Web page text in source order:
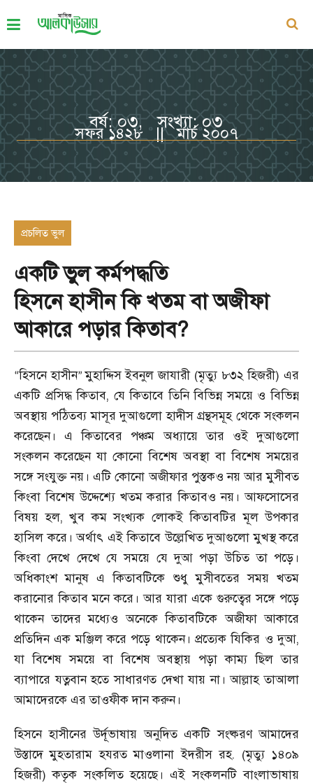
বর্ষ: ০৩, সংখ্যা: ০৩
সফর ১৪২৮ || মার্চ ২০০৭
প্রচলিত ভুল
একটি ভুল কর্মপদ্ধতি
হিসনে হাসীন কি খতম বা অজীফা
আকারে পড়ার কিতাব?
“হিসনে হাসীন” মুহাদ্দিস ইবনুল জাযারী (মৃত্যু ৮৩২ হিজরী) এর
একটি প্রসিদ্ধ কিতাব, যে কিতাবে তিনি বিভিন্ন সময়ে ও বিভিন্ন
অবস্থায় পঠিতব্য মাসূর দুআগুলো হাদীস গ্রন্থসমূহ থেকে সংকলন
করেছেন। এ কিতাবের পঞ্চম অধ্যায়ে তার ওই দুআগুলো
সংকলন করেছেন যা কোনো বিশেষ অবস্থা বা বিশেষ সময়ের
সঙ্গে সংযুক্ত নয়। এটি কোনো অজীফার পুস্তকও নয় আর মুসীবত
কিংবা বিশেষ উদ্দেশ্যে খতম করার কিতাবও নয়। আফসোসের
বিষয় হল, খুব কম সংখ্যক লোকই কিতাবটির মূল উপকার
হাসিল করে। অর্থাৎ এই কিতাবে উল্লেখিত দুআগুলো মুখস্থ করে
কিংবা দেখে দেখে যে সময়ে যে দুআ পড়া উচিত তা পড়ে।
অধিকাংশ মানুষ এ কিতাবটিকে শুধু মুসীবতের সময় খতম
করানোর কিতাব মনে করে। আর যারা একে গুরুত্বের সঙ্গে পড়ে
থাকেন তাদের মধ্যেও অনেকে কিতাবটিকে অজীফা আকারে
প্রতিদিন এক মঞ্জিল করে পড়ে থাকেন। প্রত্যেক যিকির ও দুআ,
যা বিশেষ সময়ে বা বিশেষ অবস্থায় পড়া কাম্য ছিল তার
ব্যাপারে যত্নবান হতে সাধারণত দেখা যায় না। আল্লাহ তাআলা
আমাদেরকে এর তাওফীক দান করুন।
হিসনে হাসীনের উর্দূভাষায় অনুদিত একটি সংষ্করণ আমাদের
উস্তাদে মুহতারাম হযরত মাওলানা ইদরীস রহ. (মৃত্যু ১৪০৯
হিজরী) কতৃক সংকলিত হয়েছে। এই সংকলনটি বাংলাভাষায়